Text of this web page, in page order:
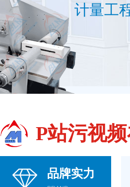
计量工
P站污视
品牌实力